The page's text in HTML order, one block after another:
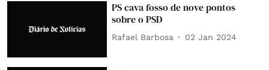
PS cava fosso de nove pontos
sobre o PSD
Rafael Barbosa 02 Jan 2024